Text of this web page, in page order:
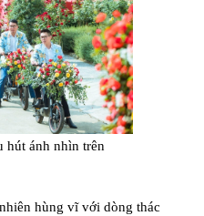
hút ánh nhìn trên
hùng vĩ với dòng thác